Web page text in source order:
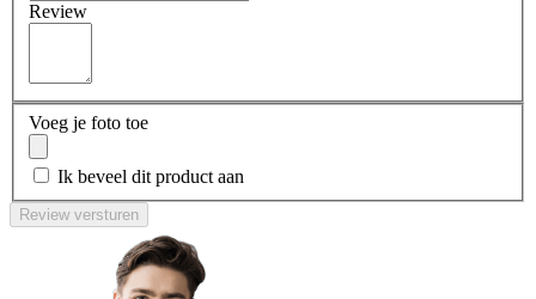
Review
Voeg je foto toe
Ik beveel dit product aan
Review versturen